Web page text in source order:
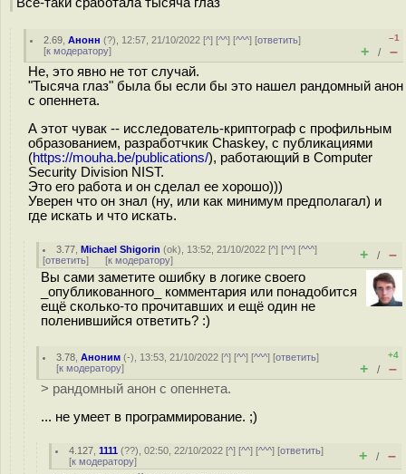
2.69 ,Анонн (?), 12:57, 21/10/2022 [^] [^^] [^^^] [ответить]
[к модератору]
–1
+ / –
Не, это явно не тот случай.
"Тысяча глаз" была бы если бы это нашел рандомный анон
с опеннета.
А этот чувак -- исследователь-криптограф с профильным
образованием, разработчкик Chaskey, с публикациями
(https://mouha.be/publications/), работающий в Computer
Security Division NIST.
Это его работа и он сделал ее хорошо)))
Уверен что он знал (ну, или как минимум предполагал) и
где искать и что искать.
3.77 ,Michael Shigorin (ok), 13:52, 21/10/2022 [^] [^^] [^^^]
[ответить] [к модератору] + / –
Вы сами заметите ошибку в логике своего
_опубликованного_ комментария или понадобится
ещё сколько-то прочитавших и ещё один не
поленившийся ответить? :)
3.78 ,Аноним (-), 13:53, 21/10/2022 [^] [^^] [^^^] [ответить]
[к модератору]
+4
+ / –
> рандомный анон с опеннета.
... не умеет в программирование. ;)
4.127 ,1111 (??), 02:50, 22/10/2022 [^] [^^] [^^^] [ответить]
[к модератору] + / –